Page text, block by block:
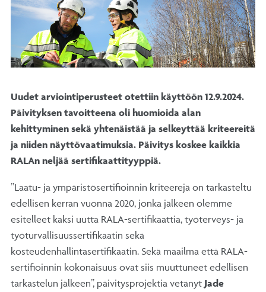
Uudet arviointiperusteet otettiin käyttöön 12.9.2024.
Päivityksen tavoitteena oli huomioida alan
kehittyminen sekä yhtenäistää ja selkeyttää kriteereitä
ja niiden näyttövaatimuksia. Päivitys koskee kaikkia
RALAn neljää sertifikaattityyppiä.
”Laatu- ja ympäristösertifioinnin kriteerejä on tarkasteltu
edellisen kerran vuonna 2020, jonka jälkeen olemme
esitelleet kaksi uutta RALA-sertifikaattia, työterveys- ja
työturvallisuussertifikaatin sekä
kosteudenhallintasertifikaatin. Sekä maailma että RALA-
sertifioinnin kokonaisuus ovat siis muuttuneet edellisen
tarkastelun jälkeen”, päivitysprojektia vetänyt Jade